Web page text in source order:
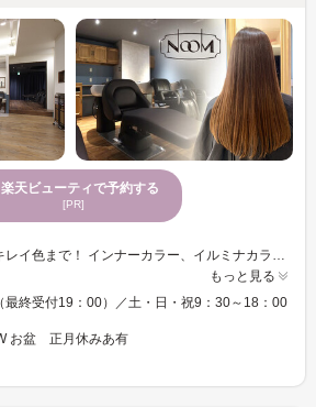
楽天ビューティで予約する
[PR]
●ナチュラルカラーからキレイ色まで！ インナーカラー、イルミナカラーはもちろん、ナチュラルハイライトも人気です。 髪が多い方や柔らかく見せたい方にはハイライトの３Dカラーがオススメです。 明るいハイライトを細く入れる事で髪に立体感が出ます。 ＊＊＊＊ ●骨格補正効果のあるデザインカットで小顔効果バツグン！ 長さを残したスタイルならアレンジも自在♪気分次第で色々な 表情を楽しむことができる☆『かわいい』も『キレイ』は叶う☆ ＊＊＊＊ ●頭皮環境、髪質改善したい方におススメ！ 今話題の髪質改善、酸熱トリートメントやTOKIOトリートメントなどケアメニューを豊富にご用意しております。髪のボリュームやうねりが気になる方にもおすすめです。 専用のスパシャンプールームがあり、落ち着いた店内はがおすすめ
もっと見る
終受付19：00）／土・日・祝9：30～18：00
お盆 正月休みあ有